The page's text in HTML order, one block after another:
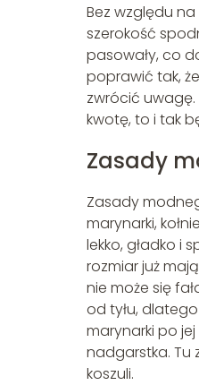
Bez względu
szerokość
pasowały, co
poprawić tak,
zwrócić
kwotę, to i tak
Zasady
Zasady
marynarki,
lekko, gładko i
rozmiar już
nie może się
od tyłu,
marynarki po
nadgarstka. Tu
koszuli.